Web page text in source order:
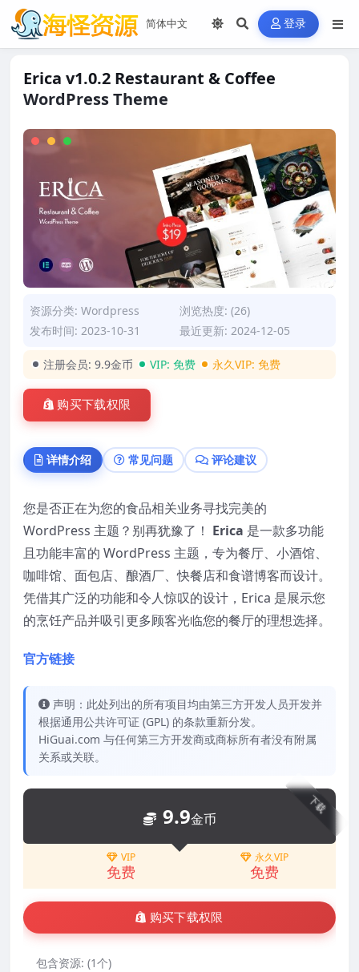
登录
Erica v1.0.2 Restaurant & Coffee
WordPress Theme
资源分类: Wordpress
浏览热度: (26)
发布时间: 2023-10-31
最近更新: 2024-12-05
注册会员: 9.9金币 VIP: 免费 永久VIP: 免费
购买下载权限
详情介绍 常见问题 评论建议
您是否正在为您的食品相关业务寻找完美的
WordPress 主题？别再犹豫了！ Erica 是一款多功能
且功能丰富的 WordPress 主题，专为餐厅、小酒馆、
咖啡馆、面包店、酿酒厂、快餐店和食谱博客而设计。
凭借其广泛的功能和令人惊叹的设计，Erica 是展示您
的烹饪产品并吸引更多顾客光临您的餐厅的理想选择。
官方链接
声明：此处列出的所有项目均由第三方开发人员开发并
根据通用公共许可证 (GPL) 的条款重新分发。
HiGuai.com 与任何第三方开发商或商标所有者没有附属
关系或关联。
下载
9.9金币
VIP
免费
永久VIP
免费
购买下载权限
包含资源: (1个)